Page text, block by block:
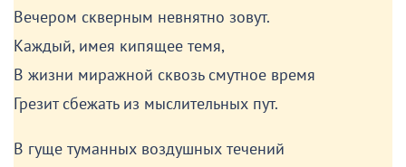
Вечером скверным невнятно зовут.
Каждый, имея кипящее темя,
В жизни миражной сквозь смутное время
Грезит сбежать из мыслительных пут.
В гуще туманных воздушных течений